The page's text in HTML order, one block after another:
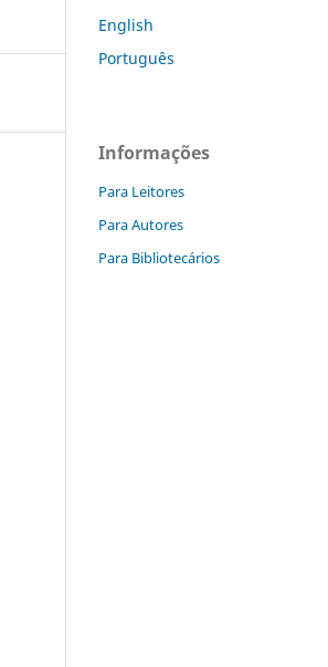
English
Português
Informações
Para Leitores
Para Autores
Para Bibliotecários